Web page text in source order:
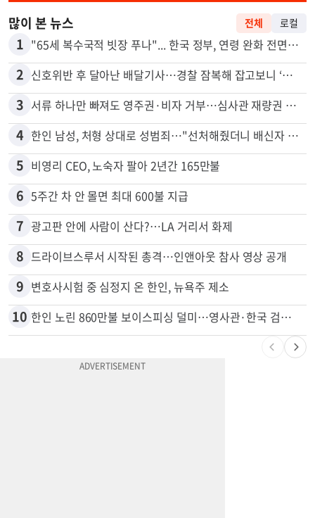
많이 본 뉴스 전체 로컬
1 "65세 복수국적 빗장 푸나"... 한국 정부, 연령 완화 전면 추진
2 신호위반 후 달아난 배달기사…경찰 잠복해 잡고보니 ‘반전’
3 서류 하나만 빠져도 영주권·비자 거부…심사관 재량권 대폭 확대
4 한인 남성, 처형 상대로 성범죄…"선처해줬더니 배신자 취급"
5 비영리 CEO, 노숙자 팔아 2년간 165만불
6 5주간 차 안 몰면 최대 600불 지급
7 광고판 안에 사람이 산다?…LA 거리서 화제
8 드라이브스루서 시작된 총격…인앤아웃 참사 영상 공개
9 변호사시험 중 심정지 온 한인, 뉴욕주 제소
10 한인 노린 860만불 보이스피싱 덜미…영사관·한국 검찰 사칭